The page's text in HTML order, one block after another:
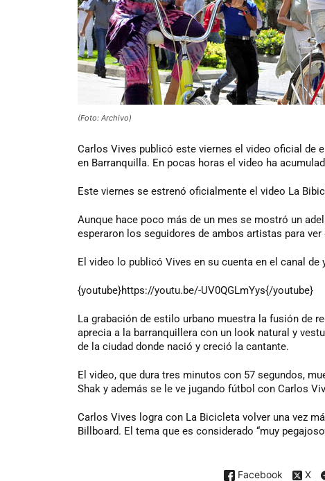
(Foto: Archivo)
Carlos Vives publicó este viernes el video oficial de
en Barranquilla. En pocas horas el video ha
Este viernes se estrenó oficialmente el video La
Aunque hace poco más de un mes se mostró un
esperaron los seguidores de ambos artistas para
El video lo publicó Vives en su cuenta en el canal
{youtube}https://youtu.be/-UV0QGLmYys{/youtube}
La grabación de estilo urbano muestra la fusión de
aprecia a la barranquillera con un look natural y
de la ciudad donde nació y creció la cantante.
El video, que dura tres minutos con 57 segundos,
Shak y además se le ve jugando fútbol con Carlos
Carlos Vives logra con La Bicicleta volver una vez
Billboard. El tema que es considerado “muy
Facebook X